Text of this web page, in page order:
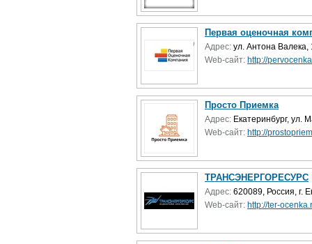
Первая оценочная
Адрес: ул. Антона
Web-сайт: http://
Просто Приемка
Адрес: Екатеринбург, ул.
Web-сайт: http://
ТРАНСЭНЕРГОРЕСУРС
Адрес: 620089, Россия, г.
Web-сайт: http://ter-